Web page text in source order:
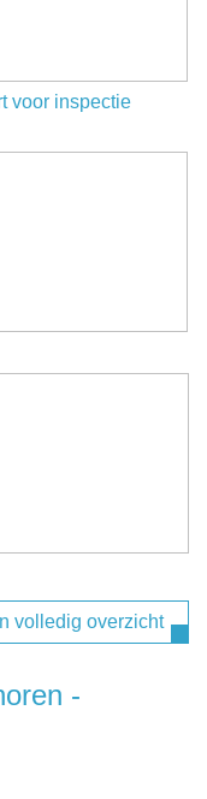
voor inspectie
volledig overzicht
-